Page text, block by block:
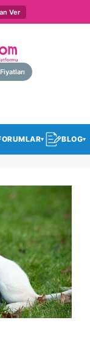
Ver
▾ BLOG▾